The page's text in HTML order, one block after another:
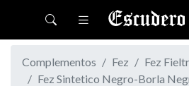
Toggle navigation
Complementos Fez
Fez
Fez Sintetico Negro-Borla